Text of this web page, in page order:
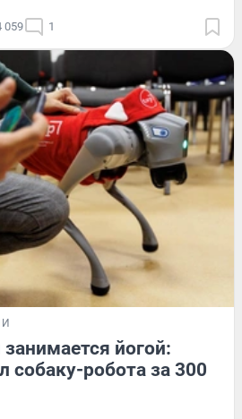
059 1
йогой:
собаку-робота за 300